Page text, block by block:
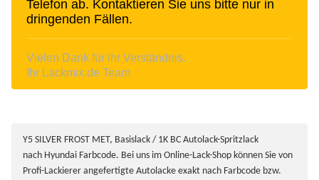
Telefon ab. Kontaktieren Sie uns bitte nur in
dringenden Fällen.
Vielen Dank für Ihr Verständnis.
Ihr Lackmix.de Team
Y5 SILVER FROST MET, Basislack / 1K BC Autolack-Spritzlack
nach Hyundai Farbcode. Bei uns im Online-Lack-Shop können Sie von
Profi-Lackierer angefertigte Autolacke exakt nach Farbcode bzw.